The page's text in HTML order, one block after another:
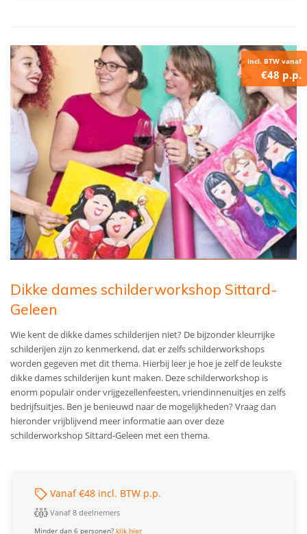
incl. BTW vanaf
€48 p.p.
Dikke dames schilderworkshop Sittard-
Geleen
Wie kent de dikke dames schilderijen niet? De bijzonder kleurrijke
schilderijen zijn zo kenmerkend, dat er zelfs schilderworkshops
worden gegeven met dit thema. Hierbij leer je hoe je zelf de leukste
dikke dames schilderijen kunt maken. Deze schilderworkshop is
enorm populair onder vrijgezellenfeesten, vriendinnenuitjes en zelfs
bedrijfsuitjes. Ben je benieuwd naar de mogelijkheden? Vraag dan
hieronder vrijblijvend meer informatie aan over deze
schilderworkshop Sittard-Geleen met een thema.
Vanaf €48 incl. BTW p.p.
Vanaf 8 deelnemers
Minder dan 6 personen?klik hier